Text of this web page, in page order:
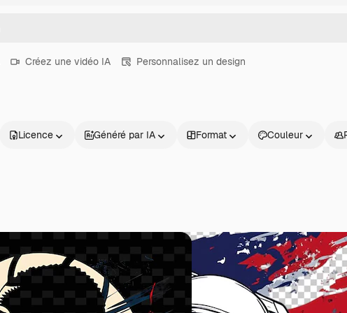
Créez une vidéo IA Personnalisez un design
Licence Généré par IA Format Couleur
Produits Commencer